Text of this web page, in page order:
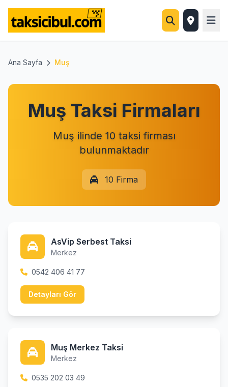
Ana Sayfa Muş
Muş Taksi Firmaları
Muş ilinde 10 taksi firması
bulunmaktadır
10 Firma
AsVip Serbest Taksi
Merkez
0542 406 41 77
Detayları Gör
Muş Merkez Taksi
Merkez
0535 202 03 49